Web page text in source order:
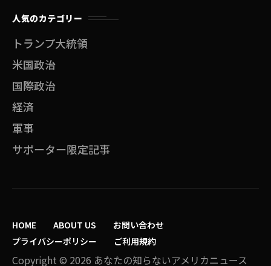
人気のカテゴリー
トランプ大統領
米国政治
国際政治
経済
軍事
サポーター限定記事
HOME ABOUT US
お問い合わせ
プライバシーポリシー
ご利用規約
Copyright © 2026 あなたの知らないアメリカニュース